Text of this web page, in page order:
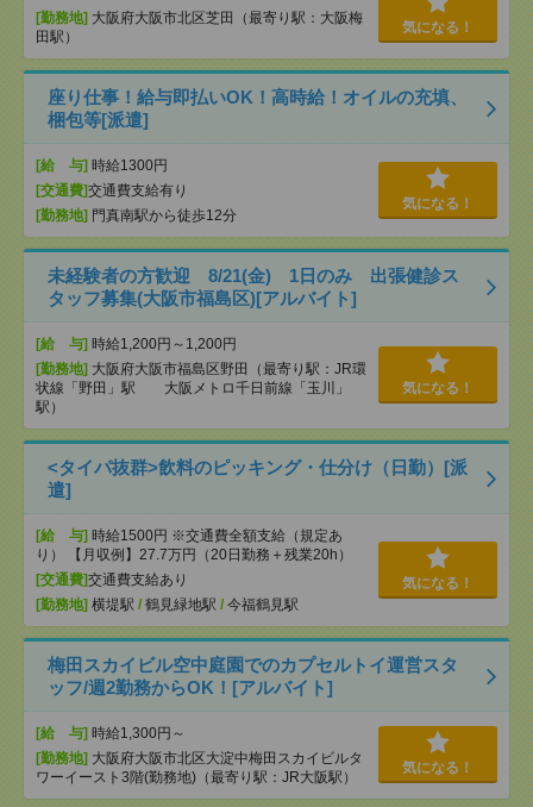
[勤務地] 大阪府大阪市北区芝田（最寄り駅：大阪梅
田駅）
気になる！
座り仕事！給与即払いOK！高時給！オイルの充填、
梱包等[派遣]
[給 与] 時給1300円
[交通費]交通費支給有り
[勤務地] 門真南駅から徒歩12分
気になる！
未経験者の方歓迎 8/21(金) 1日のみ 出張健診ス
タッフ募集(大阪市福島区)[アルバイト]
[給 与] 時給1,200円～1,200円
[勤務地] 大阪府大阪市福島区野田（最寄り駅：JR環
状線「野田」駅 大阪メトロ千日前線「玉川」
駅）
気になる！
<タイパ抜群>飲料のピッキング・仕分け（日勤）[派
遣]
[給 与] 時給1500円 ※交通費全額支給（規定あ
り） 【月収例】27.7万円（20日勤務＋残業20h）
[交通費]交通費支給あり
[勤務地] 横堤駅 / 鶴見緑地駅 / 今福鶴見駅
気になる！
梅田スカイビル空中庭園でのカプセルトイ運営スタ
ッフ/週2勤務からOK！[アルバイト]
[給 与] 時給1,300円～
[勤務地] 大阪府大阪市北区大淀中梅田スカイビルタ
ワーイースト3階(勤務地)（最寄り駅：JR大阪駅）
気になる！